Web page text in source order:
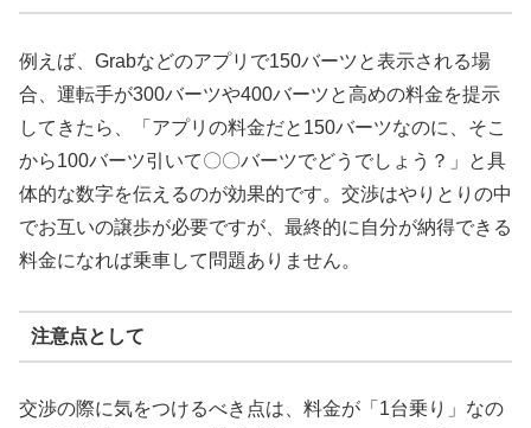
例えば、Grabなどのアプリで150バーツと表示される場
合、運転手が300バーツや400バーツと高めの料金を提示
してきたら、「アプリの料金だと150バーツなのに、そこ
から100バーツ引いて〇〇バーツでどうでしょう？」と具
体的な数字を伝えるのが効果的です。交渉はやりとりの中
でお互いの譲歩が必要ですが、最終的に自分が納得できる
料金になれば乗車して問題ありません。
注意点として
交渉の際に気をつけるべき点は、料金が「1台乗り」なの